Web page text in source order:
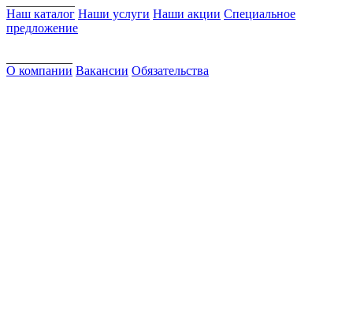
Наш каталог Наши услуги Наши акции Специальное
предложение
О компании Вакансии Обязательства